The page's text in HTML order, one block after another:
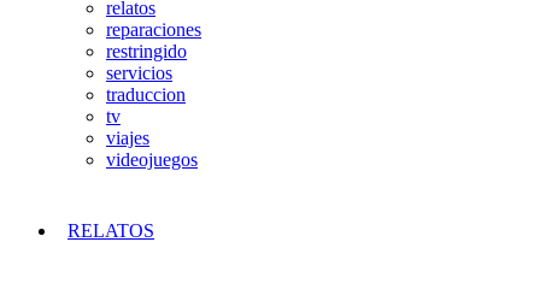
relatos
reparaciones
restringido
servicios
traduccion
tv
viajes
videojuegos
RELATOS